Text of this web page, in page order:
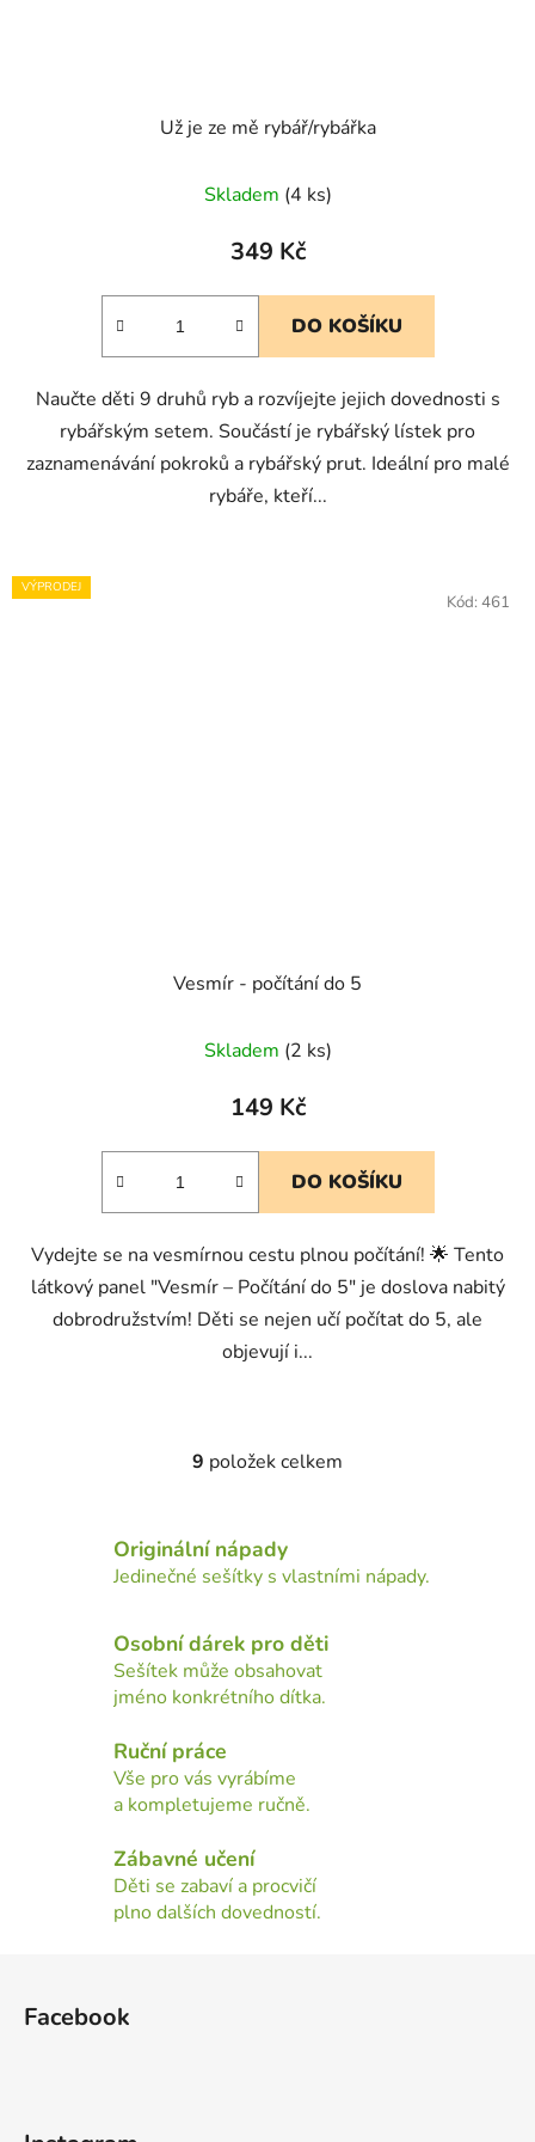
Už je ze mě rybář/rybářka
Skladem (4 ks)
349 Kč
DO KOŠÍKU
Naučte děti 9 druhů ryb a rozvíjejte jejich dovednosti s
rybářským setem. Součástí je rybářský lístek pro
zaznamenávání pokroků a rybářský prut. Ideální pro malé
rybáře, kteří...
VÝPRODEJ
Vesmír - počítání do 5
Skladem (2 ks)
149 Kč
DO KOŠÍKU
Vydejte se na vesmírnou cestu plnou počítání! 🌟 Tento
látkový panel "Vesmír – Počítání do 5" je doslova nabitý
dobrodružstvím! Děti se nejen učí počítat do 5, ale
objevují i...
Kód: 461
O
á
d
í
p
r
k
y
v
i
s
9 položek celkem
Originální nápady
Jedinečné sešítky s vlastními nápady.
Osobní dárek pro děti
Sešítek může obsahovat
jméno konkrétního dítka.
Ruční práce
Vše pro vás vyrábíme
a kompletujeme ručně.
Zábavné učení
Děti se zabaví a procvičí
plno dalších dovedností.
Facebook